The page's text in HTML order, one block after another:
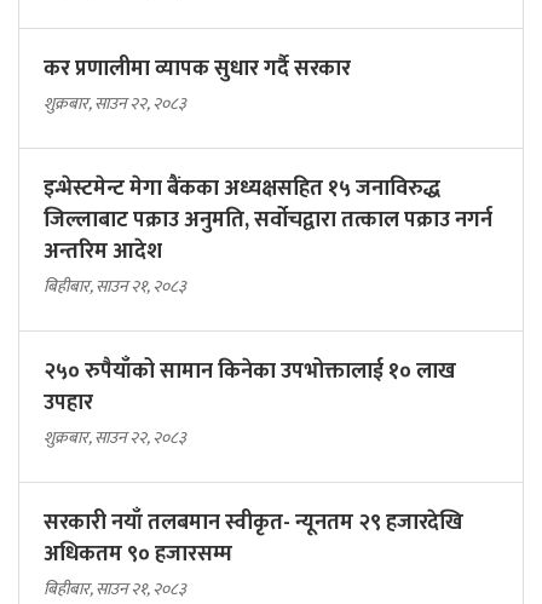
कर प्रणालीमा व्यापक सुधार गर्दै सरकार
शुक्रबार, साउन २२, २०८३
इन्भेस्टमेन्ट मेगा बैंकका अध्यक्षसहित १५ जनाविरुद्ध
जिल्लाबाट पक्राउ अनुमति, सर्वोचद्वारा तत्काल पक्राउ नगर्न
अन्तरिम आदेश
बिहीबार, साउन २१, २०८३
२५० रुपैयाँको सामान किनेका उपभोक्तालाई १० लाख
उपहार
शुक्रबार, साउन २२, २०८३
सरकारी नयाँ तलबमान स्वीकृत- न्यूनतम २९ हजारदेखि
अधिकतम ९० हजारसम्म
बिहीबार, साउन २१, २०८३